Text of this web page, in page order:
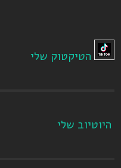
הטיקטוק שלי
היוטיוב שלי